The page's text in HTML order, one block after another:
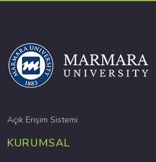
Açık Erişim Sistemi
KURUMSAL